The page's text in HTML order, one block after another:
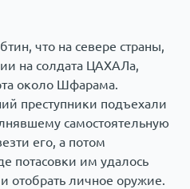
что на севере страны,
на солдата ЦАХАЛа,
около Шфарама.
преступники подъехали
самостоятельную
его, а потом
потасовки им удалось
отобрать личное оружие.